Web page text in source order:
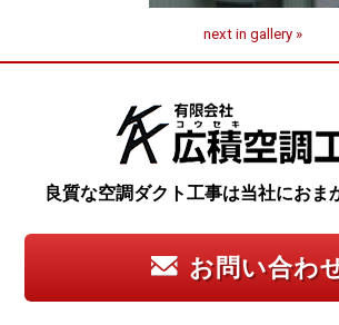
next in gallery »
良質な空調ダクト工事は当社におま
お問い合わ